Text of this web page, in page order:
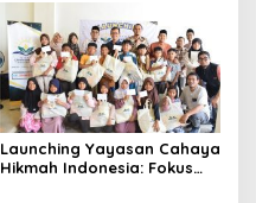
2026
Launching Yayasan Cahaya
Hikmah Indonesia: Fokus